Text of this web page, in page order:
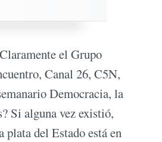
el Grupo
Canal 26, C5N,
Democracia, la
Si alguna vez existió,
plata del Estado está en